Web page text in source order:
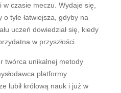
czasie meczu. Wydaje się,
o tyle łatwiejsza, gdyby na
uczeń dowiedział się, kiedy
w przyszłości.
twórca unikalnej metody
platformy
lubił królową nauk i już w